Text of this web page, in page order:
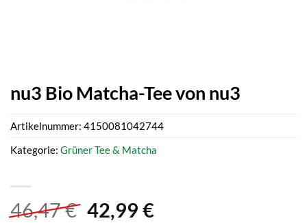
nu3 Bio Matcha-Tee von nu3
46,47€ Ursprünglicher
42,99 €Aktueller
Artikelnummer: 4150081042744
Kategorie: Grüner Tee & Matcha